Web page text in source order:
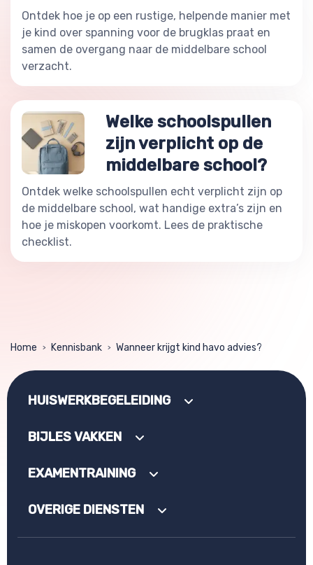
Ontdek hoe je op een rustige, helpende manier met
je kind over spanning voor de brugklas praat en
samen de overgang naar de middelbare school
verzacht.
Welke schoolspullen
zijn verplicht op de
middelbare school?
Ontdek welke schoolspullen echt verplicht zijn op
de middelbare school, wat handige extra’s zijn en
hoe je miskopen voorkomt. Lees de praktische
checklist.
Home > Kennisbank > Wanneer krijgt kind havo advies?
HUISWERKBEGELEIDING
BIJLES VAKKEN
EXAMENTRAINING
OVERIGE DIENSTEN